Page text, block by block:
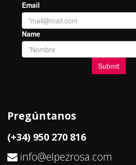
Pregúntanos
(+34) 950 270 816
info@elpezrosa.com